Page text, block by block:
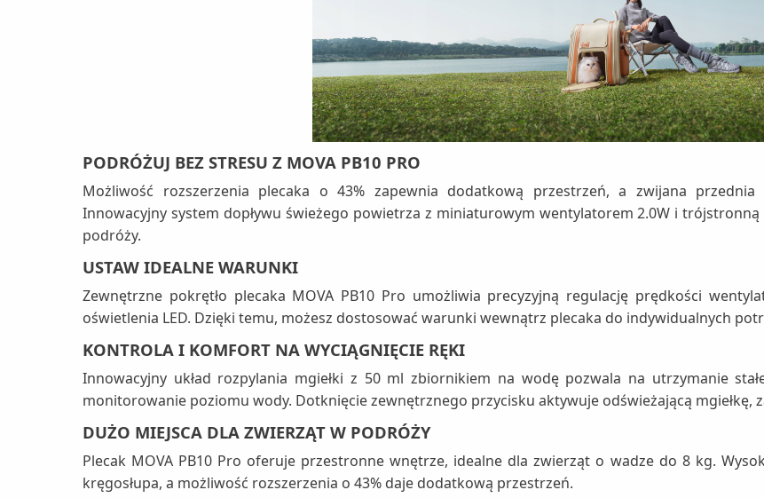
PODRÓŻUJ BEZ STRESU Z MOVA PB10 PRO
Możliwość rozszerzenia plecaka o 43% zapewnia dodatkową przestrzeń, a zwijana przednia
Innowacyjny system dopływu świeżego powietrza z miniaturowym wentylatorem 2.0W i
podróży.
USTAW IDEALNE WARUNKI
Zewnętrzne pokrętło plecaka MOVA PB10 Pro umożliwia precyzyjną regulację prędkości
oświetlenia LED. Dzięki temu, możesz dostosować warunki wewnątrz plecaka do indywidualnych
KONTROLA I KOMFORT NA WYCIĄGNIĘCIE RĘKI
Innowacyjny układ rozpylania mgiełki z 50 ml zbiornikiem na wodę pozwala na utrzymanie
monitorowanie poziomu wody. Dotknięcie zewnętrznego przycisku aktywuje odświeżającą mgiełkę,
DUŻO MIEJSCA DLA ZWIERZĄT W PODRÓŻY
Plecak MOVA PB10 Pro oferuje przestronne wnętrze, idealne dla zwierząt o wadze do 8 kg.
kręgosłupa, a możliwość rozszerzenia o 43% daje dodatkową przestrzeń.